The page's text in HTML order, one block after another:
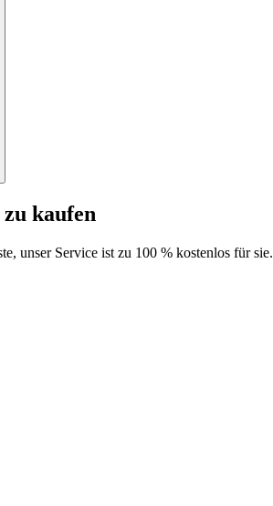
kaufen
unser Service ist zu 100 % kostenlos für sie.